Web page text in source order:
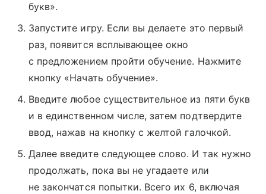
букв».
Запустите игру. Если вы делаете это первый
раз, появится всплывающее окно
с предложением пройти обучение. Нажмите
кнопку «Начать обучение».
Введите любое существительное из пяти букв
и в единственном числе, затем подтвердите
ввод, нажав на кнопку с желтой галочкой.
Далее введите следующее слово. И так нужно
продолжать, пока вы не угадаете или
не закончатся попытки. Всего их 6, включая